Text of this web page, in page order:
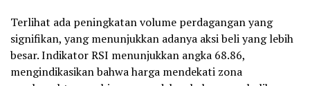
Terlihat ada peningkatan volume perdagangan yang
signifikan, yang menunjukkan adanya aksi beli yang lebih
besar. Indikator RSI menunjukkan angka 68.86,
mengindikasikan bahwa harga mendekati zona